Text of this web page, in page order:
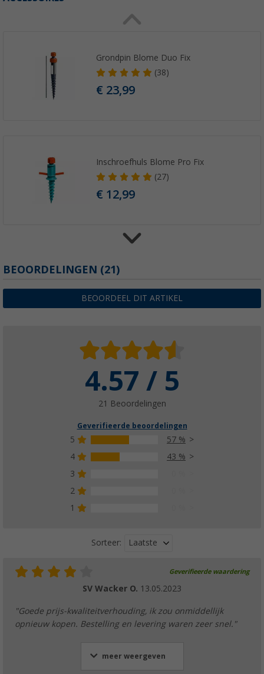
Grondpin Blome Duo Fix
(38)
€ 23,99
Inschroefhuls Blome Pro Fix
(27)
€ 12,99
Beschermhoes v. scherm tot Ø 200 cm
€ 9,99 Adviesprijs€ 10,99
BEOORDELINGEN (21)
BEOORDEEL DIT ARTIKEL
4.57 / 5
21 Beoordelingen
Geverifieerde beoordelingen
5
57 %
4
43 %
3
2
1
Sorteer: Laatste
Geverifieerde waardering
SV Wacker O. 13.05.2023
"Goede prijs-kwaliteitverhouding, ik zou onmiddellijk
opnieuw kopen. Bestelling en levering waren zeer snel."
meer weergeven